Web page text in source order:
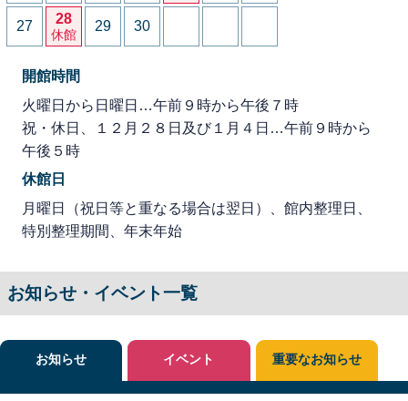
27 28
休館
29 30
開館時間
火曜日から日曜日…午前９時から午後７時
祝・休日、１２月２８日及び１月４日…午前９時から
午後５時
休館日
月曜日（祝日等と重なる場合は翌日）、館内整理日、
特別整理期間、年末年始
お知らせ・イベント一覧
お知らせ イベント 重要なお知らせ